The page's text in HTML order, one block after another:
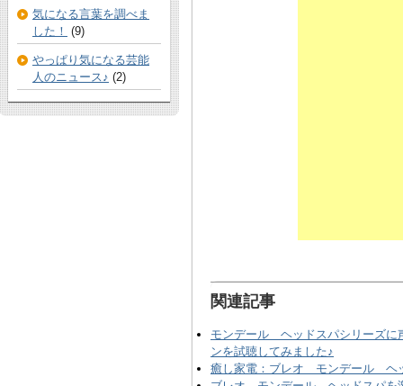
関連記事
モンデール ヘッドスパシリーズに
ンを試聴してみました♪
癒し家電：ブレオ モンデール ヘ
気になる言葉を調べま
した！ (9)
やっぱり気になる芸能
人のニュース♪ (2)